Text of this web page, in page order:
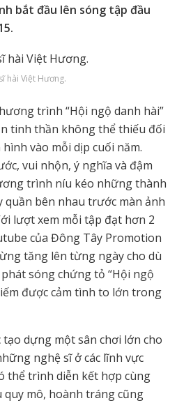
bắt đầu lên sóng tập đầu
hài Việt Hương.
trình “Hội ngộ danh hài”
tinh thần không thể thiếu đối
vào mỗi dịp cuối năm.
vui nhộn, ý nghĩa và đậm
trình níu kéo những thành
bên nhau trước màn ảnh
lượt xem mỗi tập đạt hơn 2
của Đông Tây Promotion
tăng lên từng ngày cho dù
sóng chứng tỏ “Hội ngộ
được cảm tình to lớn trong
dựng một sân chơi lớn cho
nghệ sĩ ở các lĩnh vực
thể trình diễn kết hợp cùng
mô, hoành tráng cũng